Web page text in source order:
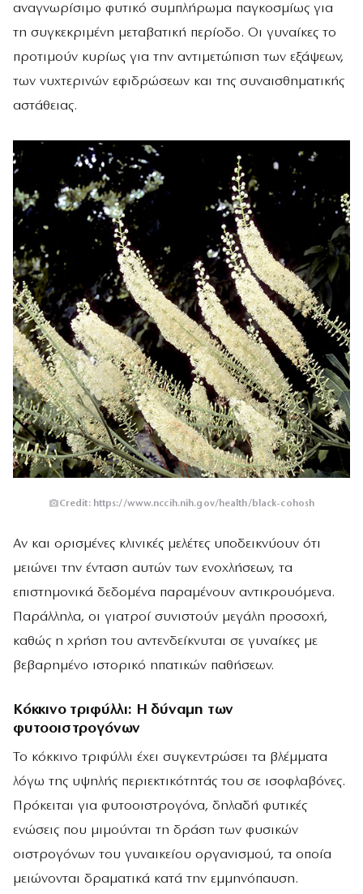
αναγνωρίσιμο φυτικό συμπλήρωμα παγκοσμίως για
τη συγκεκριμένη μεταβατική περίοδο. Οι γυναίκες το
προτιμούν κυρίως για την αντιμετώπιση των εξάψεων,
των νυχτερινών εφιδρώσεων και της συναισθηματικής
αστάθειας.
Credit: https://www.nccih.nih.gov/health/black-cohosh
Αν και ορισμένες κλινικές μελέτες υποδεικνύουν ότι
μειώνει την ένταση αυτών των ενοχλήσεων, τα
επιστημονικά δεδομένα παραμένουν αντικρουόμενα.
Παράλληλα, οι γιατροί συνιστούν μεγάλη προσοχή,
καθώς η χρήση του αντενδείκνυται σε γυναίκες με
βεβαρημένο ιστορικό ηπατικών παθήσεων.
Κόκκινο τριφύλλι: Η δύναμη των
φυτοοιστρογόνων
Το κόκκινο τριφύλλι έχει συγκεντρώσει τα βλέμματα
λόγω της υψηλής περιεκτικότητάς του σε ισοφλαβόνες.
Πρόκειται για φυτοοιστρογόνα, δηλαδή φυτικές
ενώσεις που μιμούνται τη δράση των φυσικών
οιστρογόνων του γυναικείου οργανισμού, τα οποία
μειώνονται δραματικά κατά την εμμηνόπαυση.